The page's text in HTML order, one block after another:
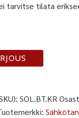
tarvitse tilata
SOL.BT.KR